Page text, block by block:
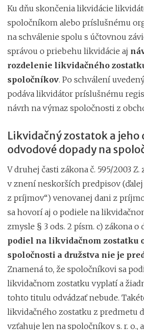
Ku dňu skončenia likvidácie
spoločníkom alebo príslušnému
na schválenie spolu s účtovnou
správou o priebehu likvidácie aj
rozdelenie likvidačného
spoločníkov. Po schválení
podáva likvidátor príslušnému
návrh na výmaz spoločnosti z
Likvidačný zostatok a jeho
odvodové dopady na
V druhej časti zákona č. 595/2003
v znení neskorších predpisov
z príjmov“) venovanej dani z
sa hovorí aj o podiele na
zmysle § 3 ods. 2 písm. c) zákona
podiel na likvidačnom zostatku
spoločnosti a družstva nie je
Znamená to, že spoločníkovi sa
likvidačnom zostatku vyplatí a
tohto titulu odvádzať nebude.
likvidačného zostatku z predmetu
vzťahuje len na spoločníkov s. r. o.,